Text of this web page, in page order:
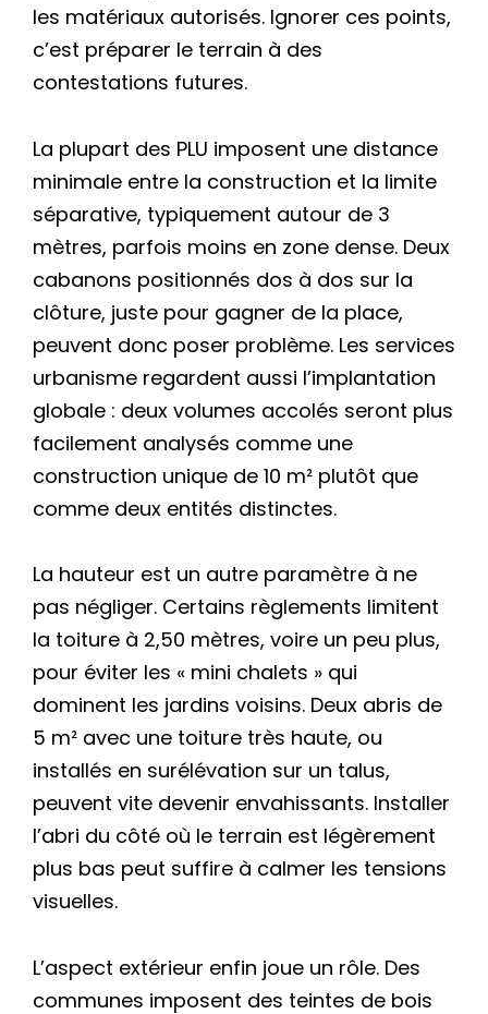
les matériaux autorisés. Ignorer ces points,
c’est préparer le terrain à des
contestations futures.
La plupart des PLU imposent une distance
minimale entre la construction et la limite
séparative, typiquement autour de 3
mètres, parfois moins en zone dense. Deux
cabanons positionnés dos à dos sur la
clôture, juste pour gagner de la place,
peuvent donc poser problème. Les services
urbanisme regardent aussi l’implantation
globale : deux volumes accolés seront plus
facilement analysés comme une
construction unique de 10 m² plutôt que
comme deux entités distinctes.
La hauteur est un autre paramètre à ne
pas négliger. Certains règlements limitent
la toiture à 2,50 mètres, voire un peu plus,
pour éviter les « mini chalets » qui
dominent les jardins voisins. Deux abris de
5 m² avec une toiture très haute, ou
installés en surélévation sur un talus,
peuvent vite devenir envahissants. Installer
l’abri du côté où le terrain est légèrement
plus bas peut suffire à calmer les tensions
visuelles.
L’aspect extérieur enfin joue un rôle. Des
communes imposent des teintes de bois